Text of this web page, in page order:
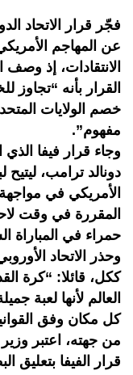
فجّر قرار الاتحاد
عن المهاجم
الانتقادات، إذ وصف
القرار بأنه “تجاوز
خصم الولايات
مفهوم”.
وجاء قرار فيفا
دونالد ترامب،
الأمريكي في
المقررة في وقت
حمراء في المباراة
وحذر الاتحاد
ككل، قائلا: “كرة
العالم لأنها لعبة
كل مكان وفق
من جهته، اعتبر
قرار الفيفا بتعليق